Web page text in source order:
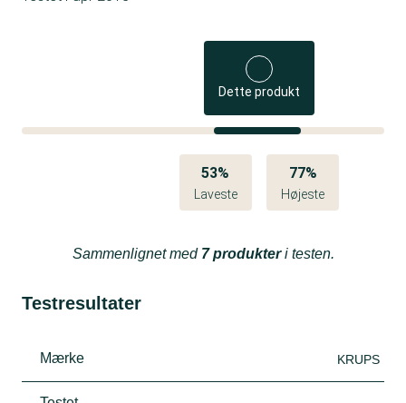
Dette produkt
53%
Laveste
77%
Højeste
Sammenlignet med 7 produkteri testen.
Testresultater
Mærke KRUPS